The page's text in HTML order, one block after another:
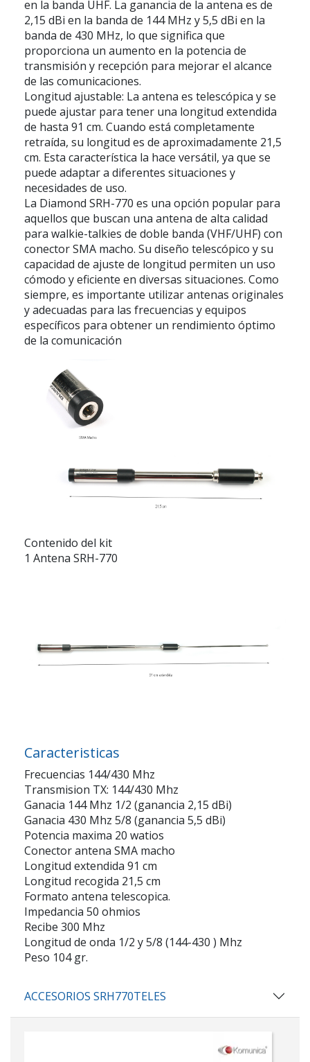
en la banda UHF. La ganancia de la antena es de
2,15 dBi en la banda de 144 MHz y 5,5 dBi en la
banda de 430 MHz, lo que significa que
proporciona un aumento en la potencia de
transmisión y recepción para mejorar el alcance
de las comunicaciones.
Longitud ajustable: La antena es telescópica y se
puede ajustar para tener una longitud extendida
de hasta 91 cm. Cuando está completamente
retraída, su longitud es de aproximadamente 21,5
cm. Esta característica la hace versátil, ya que se
puede adaptar a diferentes situaciones y
necesidades de uso.
La Diamond SRH-770 es una opción popular para
aquellos que buscan una antena de alta calidad
para walkie-talkies de doble banda (VHF/UHF) con
conector SMA macho. Su diseño telescópico y su
capacidad de ajuste de longitud permiten un uso
cómodo y eficiente en diversas situaciones. Como
siempre, es importante utilizar antenas originales
y adecuadas para las frecuencias y equipos
específicos para obtener un rendimiento óptimo
de la comunicación
Contenido del kit
1 Antena SRH-770
Caracteristicas
Frecuencias 144/430 Mhz
Transmision TX: 144/430 Mhz
Ganacia 144 Mhz 1/2 (ganancia 2,15 dBi)
Ganacia 430 Mhz 5/8 (ganancia 5,5 dBi)
Potencia maxima 20 watios
Conector antena SMA macho
Longitud extendida 91 cm
Longitud recogida 21,5 cm
Formato antena telescopica.
Impedancia 50 ohmios
Recibe 300 Mhz
Longitud de onda 1/2 y 5/8 (144-430 ) Mhz
Peso 104 gr.
ACCESORIOS SRH770TELES